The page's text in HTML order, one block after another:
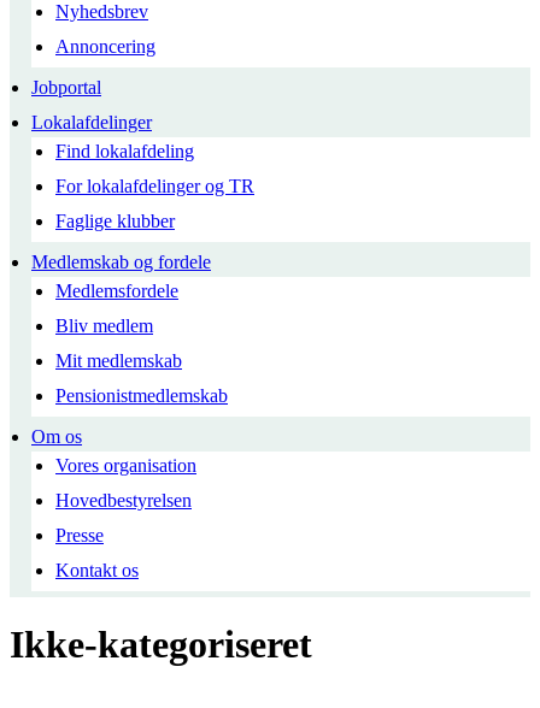
Nyhedsbrev
Annoncering
Jobportal
Lokalafdelinger
Find lokalafdeling
For lokalafdelinger og TR
Faglige klubber
Medlemskab og fordele
Medlemsfordele
Bliv medlem
Mit medlemskab
Pensionistmedlemskab
Om os
Vores organisation
Hovedbestyrelsen
Presse
Kontakt os
Ikke-kategoriseret